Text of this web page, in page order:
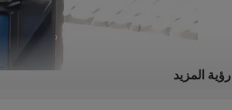
رؤية المزيد